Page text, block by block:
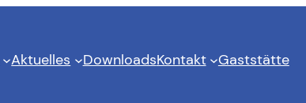
Aktuelles DownloadsKontakt Gaststätte